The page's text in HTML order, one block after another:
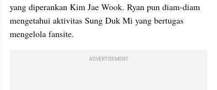
yang diperankan Kim Jae Wook. Ryan pun diam-diam
mengetahui aktivitas Sung Duk Mi yang bertugas
mengelola fansite.
ADVERTISEMENT